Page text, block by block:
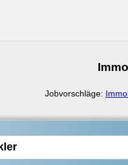
Jobvorschläge: